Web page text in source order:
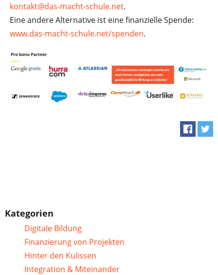
kontakt@das-macht-schule.net.
Eine andere Alternative ist eine finanzielle Spende:
www.das-macht-schule.net/spenden.
Kategorien
Digitale Bildung
Finanzierung von Projekten
Hinter den Kulissen
Integration & Miteinander